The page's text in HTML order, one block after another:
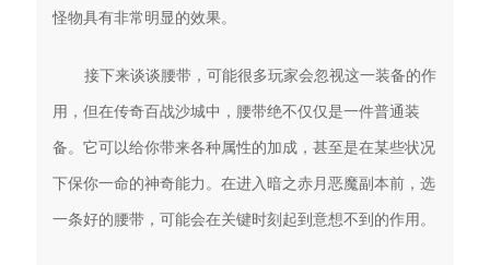
怪物具有非常明显的效果。
接下来谈谈腰带，可能很多玩家会忽视这一装备的作
用，但在传奇百战沙城中，腰带绝不仅仅是一件普通装
备。它可以给你带来各种属性的加成，甚至是在某些状况
下保你一命的神奇能力。在进入暗之赤月恶魔副本前，选
一条好的腰带，可能会在关键时刻起到意想不到的作用。